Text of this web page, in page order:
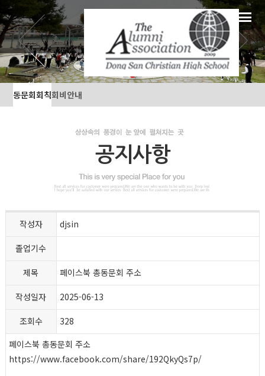
동문회회칙회비안내
공지사항
작성자 djsin
졸업기수
제목 페이스북 총동문회 주소
작성일자 2025-06-13
조회수
328
페이스북 총동문회 주소
https://www.facebook.com/share/192QkyQs7p/